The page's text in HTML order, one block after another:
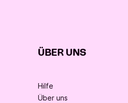
ÜBER UNS
Hilfe
Über uns